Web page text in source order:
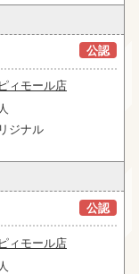
公認
ィモール店
ジナル
公認
ィモール店